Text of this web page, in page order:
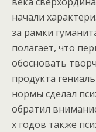
начали
за рамки
полагает, что
обосновать
продукта
нормы сделал
обратил
х годов также